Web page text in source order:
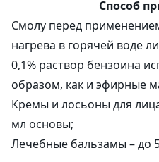
Способ
Смолу перед
нагрева в горячей воде
0,1% раствор бензоина
образом, как и эфирные
Кремы и лосьоны для
мл основы;
Лечебные бальзамы – до